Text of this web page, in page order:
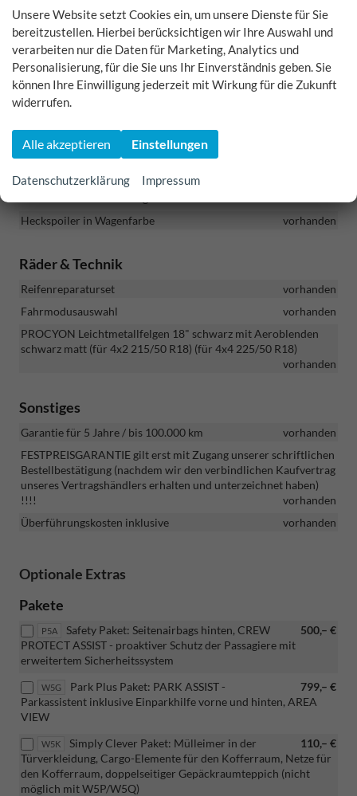
Sunset - getönte Scheiben ab B-Säule
vorhanden
Beheizte Scheibenwaschanlage
vorhanden
Sportline Exterieur - Stoßfänger vorn und hinten und
Einstiegsleisten in Wagenfarbe lackiert
vorhanden
Voll-LED-Rückleuchten mit animierten Blinkern
Versenkbare Scheinwerferwaschanlage
FULL LED MATRIX Scheinwerfer mit AFS
Elektrische Heckklappe mit virtuellem Pedal
Heckspoiler in Wagenfarbe
vorhanden
Räder & Technik
Reifenreparaturset
vorhanden
Fahrmodusauswahl
vorhanden
PROCYON Leichtmetallfelgen 18" schwarz mit Aeroblenden
schwarz matt (für 4x2 215/50 R18) (für 4x4 225/50 R18)
vorhanden
Sonstiges
Garantie für 5 Jahre / bis 100.000 km
vorhanden
FESTPREISGARANTIE gilt erst mit Zugang unserer schriftlichen
Bestellbestätigung (nachdem wir den verbindlichen Kaufvertrag
unseres Vertragshändlers erhalten und unterzeichnet haben)
!!!!
vorhanden
Überführungskosten inklusive
vorhanden
Optionale Extras
Pakete
P5A 500,– €
Safety Paket: Seitenairbags hinten, CREW
PROTECT ASSIST - proaktiver Schutz der Passagiere mit
erweitertem Sicherheitssystem
W5G 799,– €
Park Plus Paket: PARK ASSIST -
Parkassistent inklusive Einparkhilfe vorne und hinten, AREA
VIEW
W5K 110,– €
Simply Clever Paket: Mülleimer in der
Türverkleidung, Cargo-Elemente für den Kofferraum, Netze für
den Kofferraum, doppelseitiger Gepäckraumteppich (nicht
möglich mit W5P/W5Q)
Unsere Website setzt Cookies ein, um unsere Dienste für Sie
bereitzustellen. Hierbei berücksichtigen wir Ihre Auswahl und
verarbeiten nur die Daten für Marketing, Analytics und
Personalisierung, für die Sie uns Ihr Einverständnis geben. Sie
können Ihre Einwilligung jederzeit mit Wirkung für die Zukunft
widerrufen.
Alle akzeptieren Einstellungen
Datenschutzerklärung Impressum